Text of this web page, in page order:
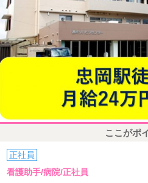
ここがポ
正社員
看護助手/病院/正社員